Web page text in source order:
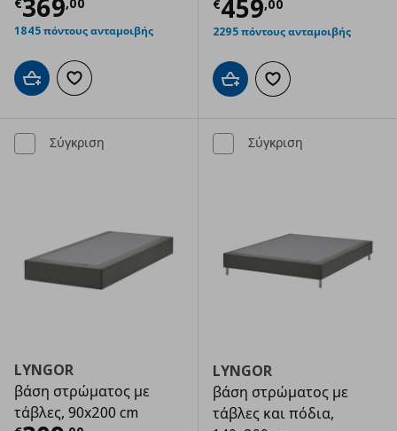
369
1845 πόντους ανταμοιβής
Προσθήκη στο καλάθι
Προσθήκη στα αγαπημένα
€459,00
Τρέχουσα
2295 πόντους ανταμοιβής
Προσθήκη στο καλάθι
Προσθήκη στα
Σύγκριση
LYNGOR
βάση στρώματος με
τάβλες, 90x200 cm
Σύγκριση
LYNGOR
βάση στρώματος με
τάβλες και πόδια,